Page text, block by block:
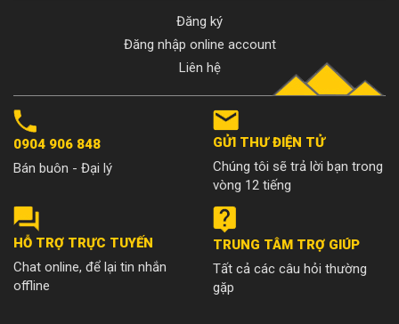
Đăng ký
Đăng nhập online account
Liên hệ
0904 906 848
Bán buôn - Đại lý
GỬI THƯ ĐIỆN TỬ
Chúng tôi sẽ trả lời bạn trong
vòng 12 tiếng
HỖ TRỢ TRỰC TUYẾN
Chat online, để lại tin nhắn
offline
TRUNG TÂM TRỢ GIÚP
Tất cả các câu hỏi thường
gặp